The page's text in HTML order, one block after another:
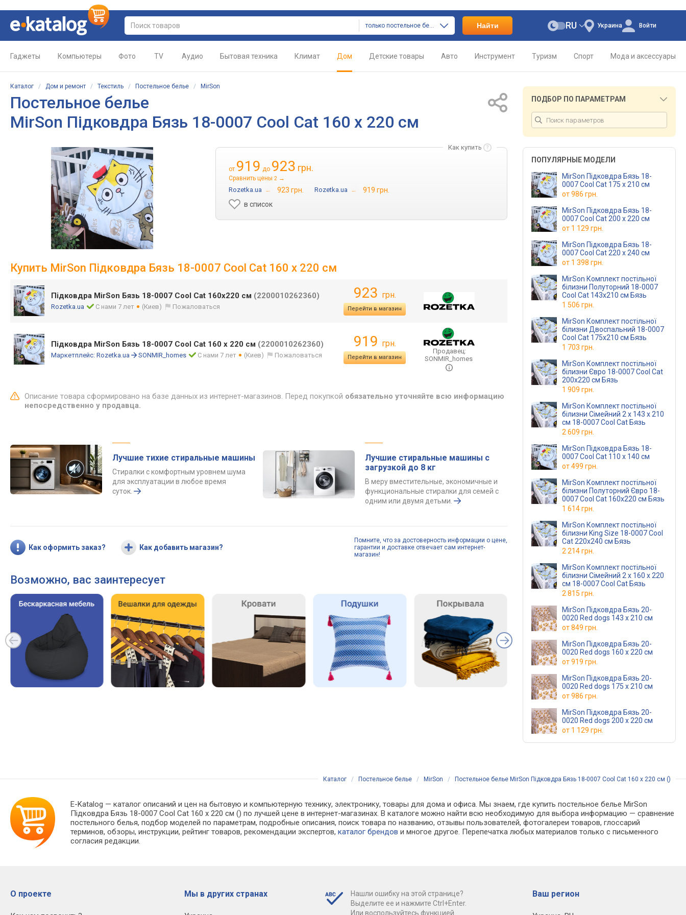
только постельное белье Найти Украина
RU Войти
Гаджеты Компьютеры Фото TV Аудио Бытовая техника Климат Дом Детские товары Авто Инструмент Туризм Спорт Мода и аксессуары
Каталог / Дом и ремонт / Текстиль / Постельное белье / MirSon
Постельное белье
MirSon Підковдра Бязь 18-0007 Cool Cat 160 x 220 см
Как купить
от 919 до 923 грн.
Сравнить цены 2 →
Rozetka.ua → 923 грн. Rozetka.ua →
919 грн.
в список
Купить MirSon Підковдра Бязь 18-0007 Cool Cat 160 x 220 см
Підковдра MirSon Бязь 18-0007 Cool Cat 160х220 см (2200010262360)
Rozetka.ua С нами 7 лет (Киев) Пожаловаться
923 грн.
Перейти в магазин
Підковдра MirSon Бязь 18-0007 Cool Cat 160 x 220 см (2200010262360)
Маркетплейс: Rozetka.ua SONMIR_homes С нами 7 лет (Киев) Пожаловаться
919 грн.
Перейти в магазин
Продавец:
SONMIR_homes
Описание товара сформировано на базе данных из интернет-магазинов. Перед покупкой обязательно уточняйте всю информацию
непосредственно у продавца.
Лучшие тихие стиральные машины
Стиралки с комфортным уровнем шума
для эксплуатации в любое время
суток.
Лучшие стиральные машины с
загрузкой до 8 кг
В меру вместительные, экономичные и
функциональные стиралки для семей с
одним или двумя детьми.
Как оформить заказ? Как добавить магазин?
Помните, что за достоверность информации о цене,
гарантии и доставке отвечает сам интернет-
магазин!
Возможно, вас заинтересует
ПОДБОР ПО ПАРАМЕТРАМ
ПОПУЛЯРНЫЕ МОДЕЛИ
MirSon Підковдра Бязь 18-
0007 Cool Cat 175 x 210 см
от986 грн.
MirSon Підковдра Бязь 18-
0007 Cool Cat 200 x 220 см
от 1 129 грн.
MirSon Підковдра Бязь 18-
0007 Cool Cat 220 x 240 см
от 1 398 грн.
MirSon Комплект постільної
білизни Полуторний 18-0007
Cool Cat 143х210 см Бязь
1 506 грн.
MirSon Комплект постільної
білизни Двоспальний 18-0007
Cool Cat 175х210 см Бязь
1 703 грн.
MirSon Комплект постільної
білизни Євро 18-0007 Cool Cat
200х220 см Бязь
1 909 грн.
MirSon Комплект постільної
білизни Сімейний 2 x 143 x 210
см 18-0007 Cool Cat Бязь
2 609 грн.
MirSon Підковдра Бязь 18-
0007 Cool Cat 110 x 140 см
от499 грн.
MirSon Комплект постільної
білизни Полуторний Євро 18-
0007 Cool Cat 160х220 см Бязь
1 614 грн.
MirSon Комплект постільної
білизни King Size 18-0007 Cool
Cat 220х240 см Бязь
2 214 грн.
MirSon Комплект постільної
білизни Сімейний 2 x 160 x 220
см 18-0007 Cool Cat Бязь
2 815 грн.
MirSon Підковдра Бязь 20-
0020 Red dogs 143 x 210 см
от849 грн.
MirSon Підковдра Бязь 20-
0020 Red dogs 160 x 220 см
от919 грн.
MirSon Підковдра Бязь 20-
0020 Red dogs 175 x 210 см
от986 грн.
MirSon Підковдра Бязь 20-
0020 Red dogs 200 x 220 см
от 1 129 грн.
Каталог / Постельное белье / MirSon / Постельное белье MirSon Підковдра Бязь 18-0007 Cool Cat 160 x 220 см ()
E-Katalog — каталог описаний и цен на бытовую и компьютерную технику, электронику, товары для дома и офиса. Мы знаем, где купить постельное белье MirSon
Підковдра Бязь 18-0007 Cool Cat 160 x 220 см () по лучшей цене в интернет-магазинах. В каталоге можно найти всю необходимую для выбора информацию — сравнение
постельного белья, подбор моделей по параметрам, подробные описания, поиск товара по названию, отзывы пользователей, фотогалереи товаров, глоссарий
терминов, обзоры, инструкции, рейтинг товаров, рекомендации экспертов,каталог брендов и многое другое. Перепечатка любых материалов только с письменного
согласия редакции.
О проекте Мы в других странах
Нашли ошибку на этой странице?
Выделите ее и нажмите Ctrl+Enter.
Или воспользуйтесь функцией
Ваш регион